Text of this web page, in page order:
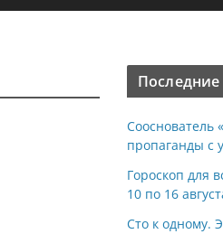
Последние
Сооснователь
пропаганды с
Гороскоп для
10 по 16
Сто к одному.